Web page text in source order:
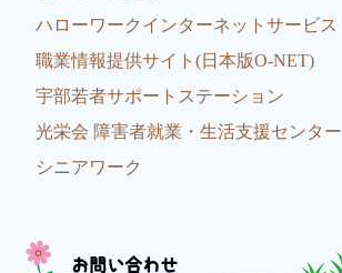
ハローワークインターネットサービス
職業情報提供サイト(日本版O-NET)
宇部若者サポートステーション
光栄会 障害者就業・生活支援センター
シニアワーク
お問い合わせ